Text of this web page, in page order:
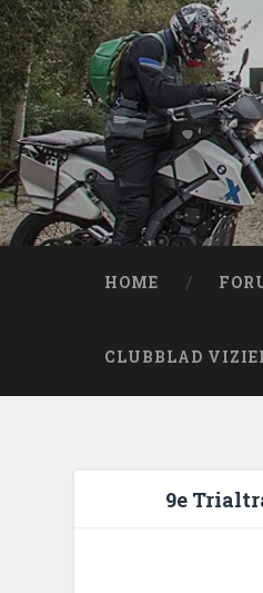
HOME
CLUBBLAD
9e